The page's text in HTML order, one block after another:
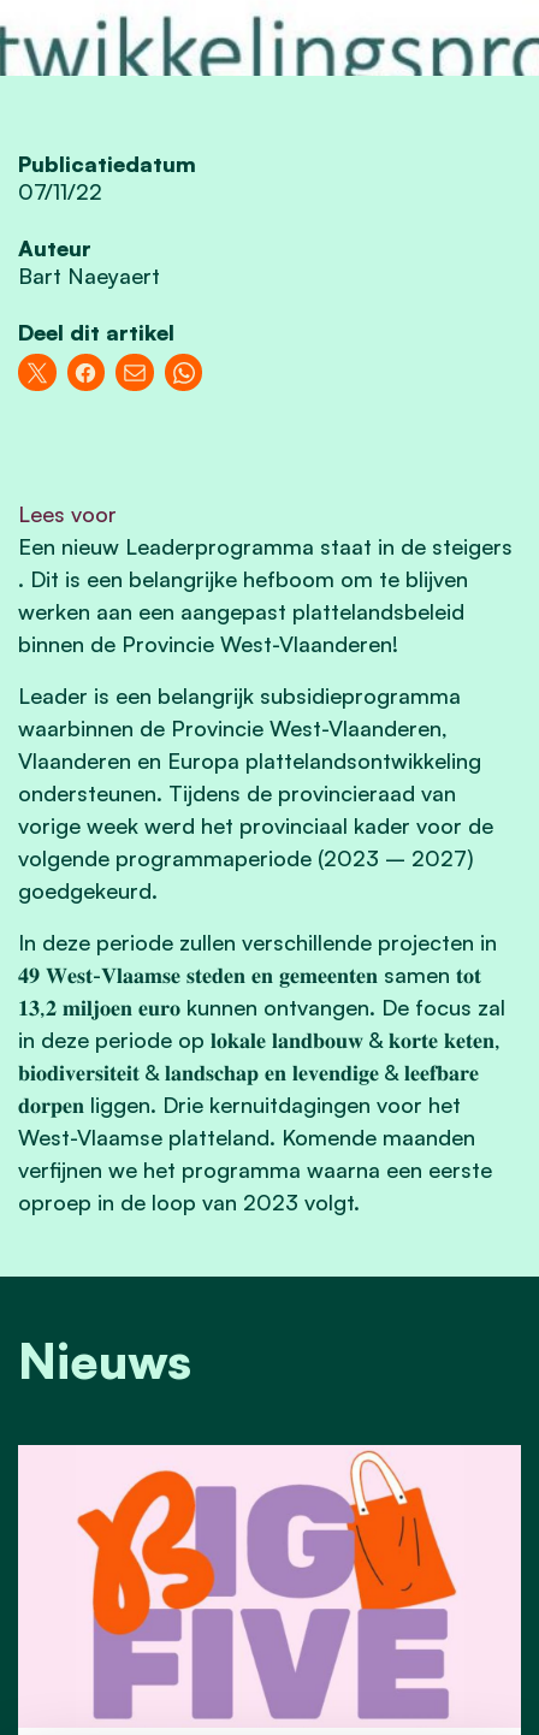
Publicatiedatum
07/11/22
Auteur
Bart Naeyaert
Deel dit artikel
Lees voor
Een nieuw Leaderprogramma staat in de steigers
. Dit is een belangrijke hefboom om te blijven
werken aan een aangepast plattelandsbeleid
binnen de Provincie West-Vlaanderen!
Leader is een belangrijk subsidieprogramma
waarbinnen de Provincie West-Vlaanderen,
Vlaanderen en Europa plattelandsontwikkeling
ondersteunen. Tijdens de provincieraad van
vorige week werd het provinciaal kader voor de
volgende programmaperiode (2023 – 2027)
goedgekeurd.
In deze periode zullen verschillende projecten in
𝟒𝟗 𝐖𝐞𝐬𝐭-𝐕𝐥𝐚𝐚𝐦𝐬𝐞 𝐬𝐭𝐞𝐝𝐞𝐧 𝐞𝐧 𝐠𝐞𝐦𝐞𝐞𝐧𝐭𝐞𝐧 samen 𝐭𝐨𝐭
𝟏𝟑,𝟐 𝐦𝐢𝐥𝐣𝐨𝐞𝐧 𝐞𝐮𝐫𝐨 kunnen ontvangen. De focus zal
in deze periode op 𝐥𝐨𝐤𝐚𝐥𝐞 𝐥𝐚𝐧𝐝𝐛𝐨𝐮𝐰 & 𝐤𝐨𝐫𝐭𝐞 𝐤𝐞𝐭𝐞𝐧,
𝐛𝐢𝐨𝐝𝐢𝐯𝐞𝐫𝐬𝐢𝐭𝐞𝐢𝐭 & 𝐥𝐚𝐧𝐝𝐬𝐜𝐡𝐚𝐩 𝐞𝐧 𝐥𝐞𝐯𝐞𝐧𝐝𝐢𝐠𝐞 & 𝐥𝐞𝐞𝐟𝐛𝐚𝐫𝐞
𝐝𝐨𝐫𝐩𝐞𝐧 liggen. Drie kernuitdagingen voor het
West-Vlaamse platteland. Komende maanden
verfijnen we het programma waarna een eerste
oproep in de loop van 2023 volgt.
Nieuws